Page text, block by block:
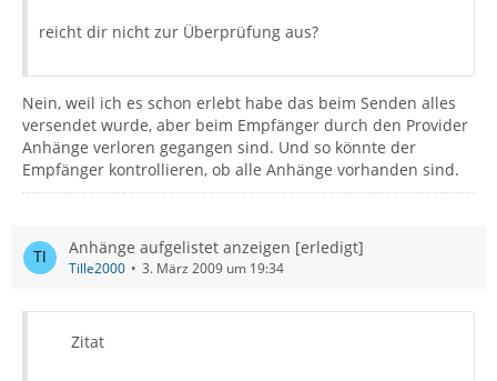
reicht dir nicht zur Überprüfung aus?
Nein, weil ich es schon erlebt habe das beim Senden alles
versendet wurde, aber beim Empfänger durch den Provider
Anhänge verloren gegangen sind. Und so könnte der
Empfänger kontrollieren, ob alle Anhänge vorhanden sind.
Anhänge aufgelistet anzeigen [erledigt]
Tille2000 3. März 2009 um 19:34
Zitat